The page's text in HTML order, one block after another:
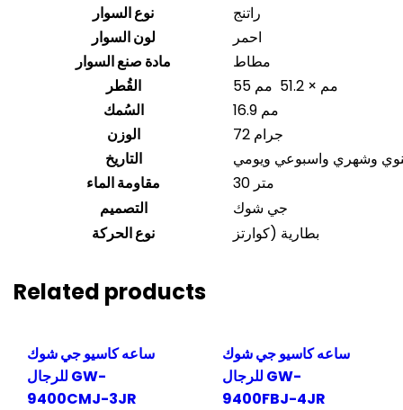
نوع السوار
راتنج
لون السوار
احمر
مادة صنع السوار
مطاط
القُطر
55 مم × 51.2 مم
السُمك
16.9 مم
الوزن
72 جرام
التاريخ
وشهري واسبوعي ويومي
مقاومة الماء
30 متر
التصميم
جي شوك
نوع الحركة
بطارية (كوارتز
Related products
ساعه كاسيو جي شوك
للرجال GW-
9400CMJ-3JR
ساعه كاسيو جي شوك
للرجال GW-
9400FBJ-4JR